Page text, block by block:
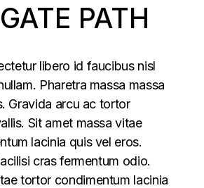
PATH
libero id faucibus nisl
Pharetra massa massa
Gravida arcu ac tortor
Sit amet massa vitae
lacinia quis vel eros.
cras fermentum odio.
tortor condimentum lacinia